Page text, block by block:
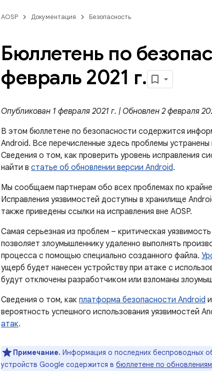
AOSP Документация Безопасность
Бюллетень по
февраль 2021 г.
Опубликован 1 февраля 2021 г. | Обновлен 2 февраля
В этом бюллетене по безопасности содержится
Android. Все перечисленные здесь проблемы
Сведения о том, как проверить уровень исправления
найти в статье об обновлении версии Android.
Мы сообщаем партнерам обо всех проблемах по
Исправления уязвимостей доступны в хранилище
также приведены ссылки на исправления вне AOSP.
Самая серьезная из проблем – критическая
позволяет злоумышленнику удаленно выполнять
процесса с помощью специально созданного файла.
ущерб будет нанесен устройству при атаке с
будут отключены разработчиком или взломаны
Сведения о том, как платформа безопасности Android
вероятность успешного использования уязвимостей
атак.
Примечание. Информация о последних беспроводных
устройств Google содержится в бюллетене по